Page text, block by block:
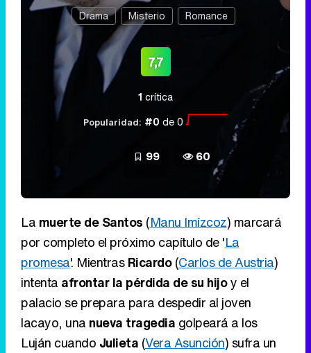
Drama Misterio Romance
7,7
1 crítica
Popularidad: #0 de 0
99 60
La muerte de Santos (Manu Imízcoz) marcará
por completo el próximo capítulo de 'La
promesa'. MientrasRicardo(Carlos de Austria)
intenta afrontar la pérdida de su hijoy el
palacio se prepara para despedir al joven
lacayo, una nueva tragedia golpeará a los
Luján cuando Julieta (Vera Asunción) sufra un